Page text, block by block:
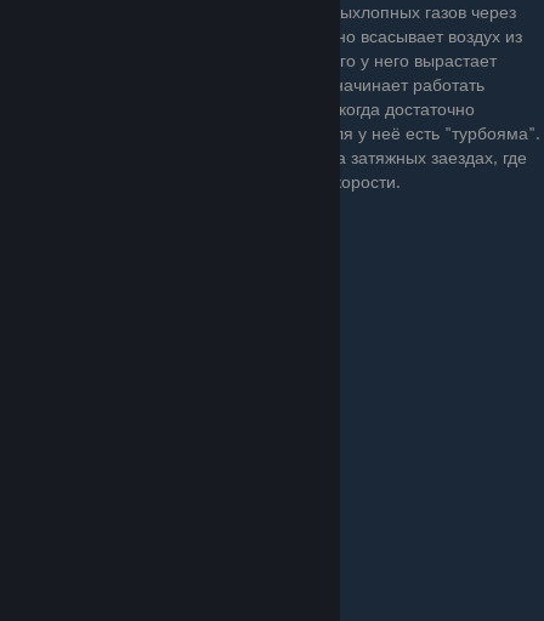
Турбина работает по принципу прокачке выхлопных газов через
воздушную турбину, которая принудительно всасывает воздух из
вне, и подаёт его в двигатель — за счет чего у него вырастает
мощность. Минус турбины в том, что она начинает работать
эффективно только на высоких оборотах, когда достаточно
разгонится. А на низких оборотах двигателя у неё есть "турбояма".
Подходит турбина, для быстрых машин, на затяжных заездах, где
вы долго едите по прямой и на высокой скорости.